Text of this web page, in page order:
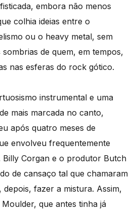
embora não menos
colhia ideias entre o
ou o heavy metal, sem
de quem, em tempos,
nas esferas do rock gótico.
instrumental e uma
mais marcada no canto,
após quatro meses de
envolveu frequentemente
Billy Corgan e o produtor Butch
de cansaço tal que chamaram
fazer a mistura. Assim,
que antes tinha já